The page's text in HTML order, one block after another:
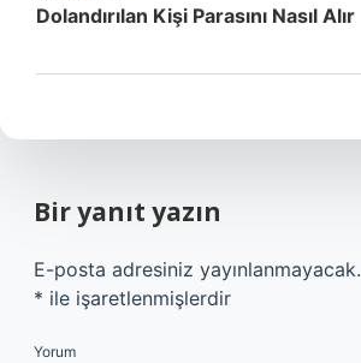
Dolandırılan Kişi Parasını Nasıl Alır
Bir yanıt yazın
E-posta adresiniz yayınlanmayacak.
* ile işaretlenmişlerdir
Yorum